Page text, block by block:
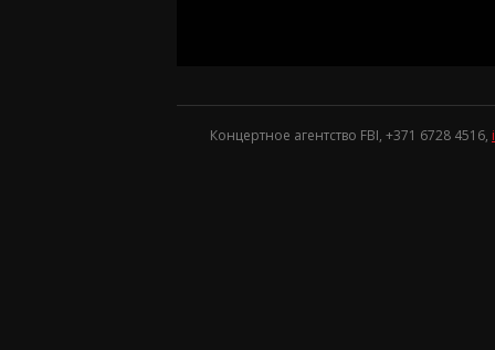
Концертное агентство FBI, +371 6728 4516,